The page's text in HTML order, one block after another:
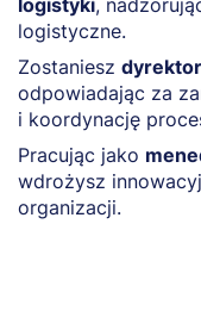
logistyczne.
Zostaniesz
odpowiadając za
i koordynację
Pracując jako
wdrożysz
organizacji.